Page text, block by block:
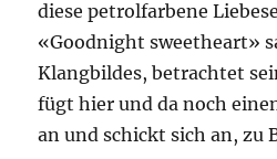
diese petrolfarbene
«Goodnight sweetheart»
Klangbildes, betrachtet
fügt hier und da noch
an und schickt sich an, zu